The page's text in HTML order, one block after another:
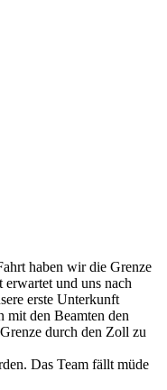
haben wir die Grenze
und uns nach
erste Unterkunft
mit den Beamten den
durch den Zoll zu
Das Team fällt müde